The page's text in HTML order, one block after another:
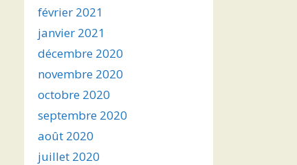
février 2021
janvier 2021
décembre 2020
novembre 2020
octobre 2020
septembre 2020
août 2020
juillet 2020